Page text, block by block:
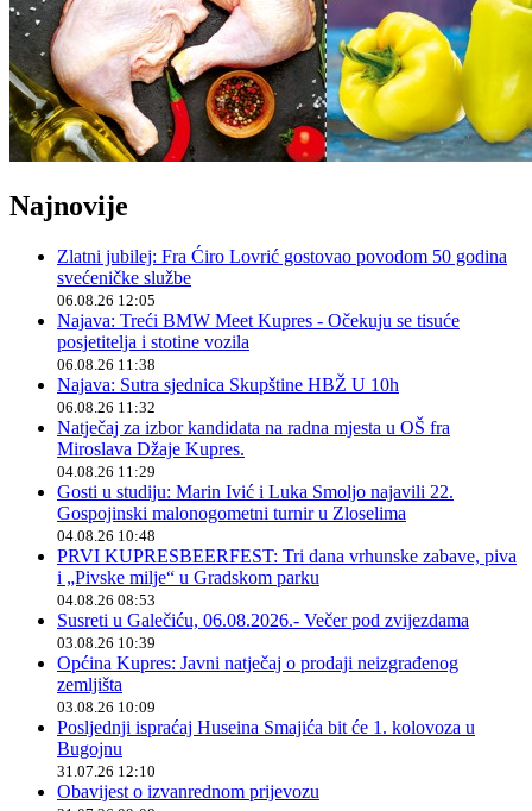
Najnovije
Zlatni jubilej: Fra Ćiro Lovrić gostovao povodom 50 godina
svećeničke službe
06.08.26 12:05
Najava: Treći BMW Meet Kupres - Očekuju se tisuće
posjetitelja i stotine vozila
06.08.26 11:38
Najava: Sutra sjednica Skupštine HBŽ U 10h
06.08.26 11:32
Natječaj za izbor kandidata na radna mjesta u OŠ fra
Miroslava Džaje Kupres.
04.08.26 11:29
Gosti u studiju: Marin Ivić i Luka Smoljo najavili 22.
Gospojinski malonogometni turnir u Zloselima
04.08.26 10:48
PRVI KUPRESBEERFEST: Tri dana vrhunske zabave, piva
i „Pivske milje“ u Gradskom parku
04.08.26 08:53
Susreti u Galečiću, 06.08.2026.- Večer pod zvijezdama
03.08.26 10:39
Općina Kupres: Javni natječaj o prodaji neizgrađenog
zemljišta
03.08.26 10:09
Posljednji ispraćaj Huseina Smajića bit će 1. kolovoza u
Bugojnu
31.07.26 12:10
Obavijest o izvanrednom prijevozu